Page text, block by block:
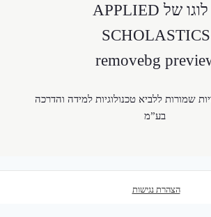
שמורות ללביא טכנולוגיות למידה והדרכה
בע”מ
הצהרת נגישות